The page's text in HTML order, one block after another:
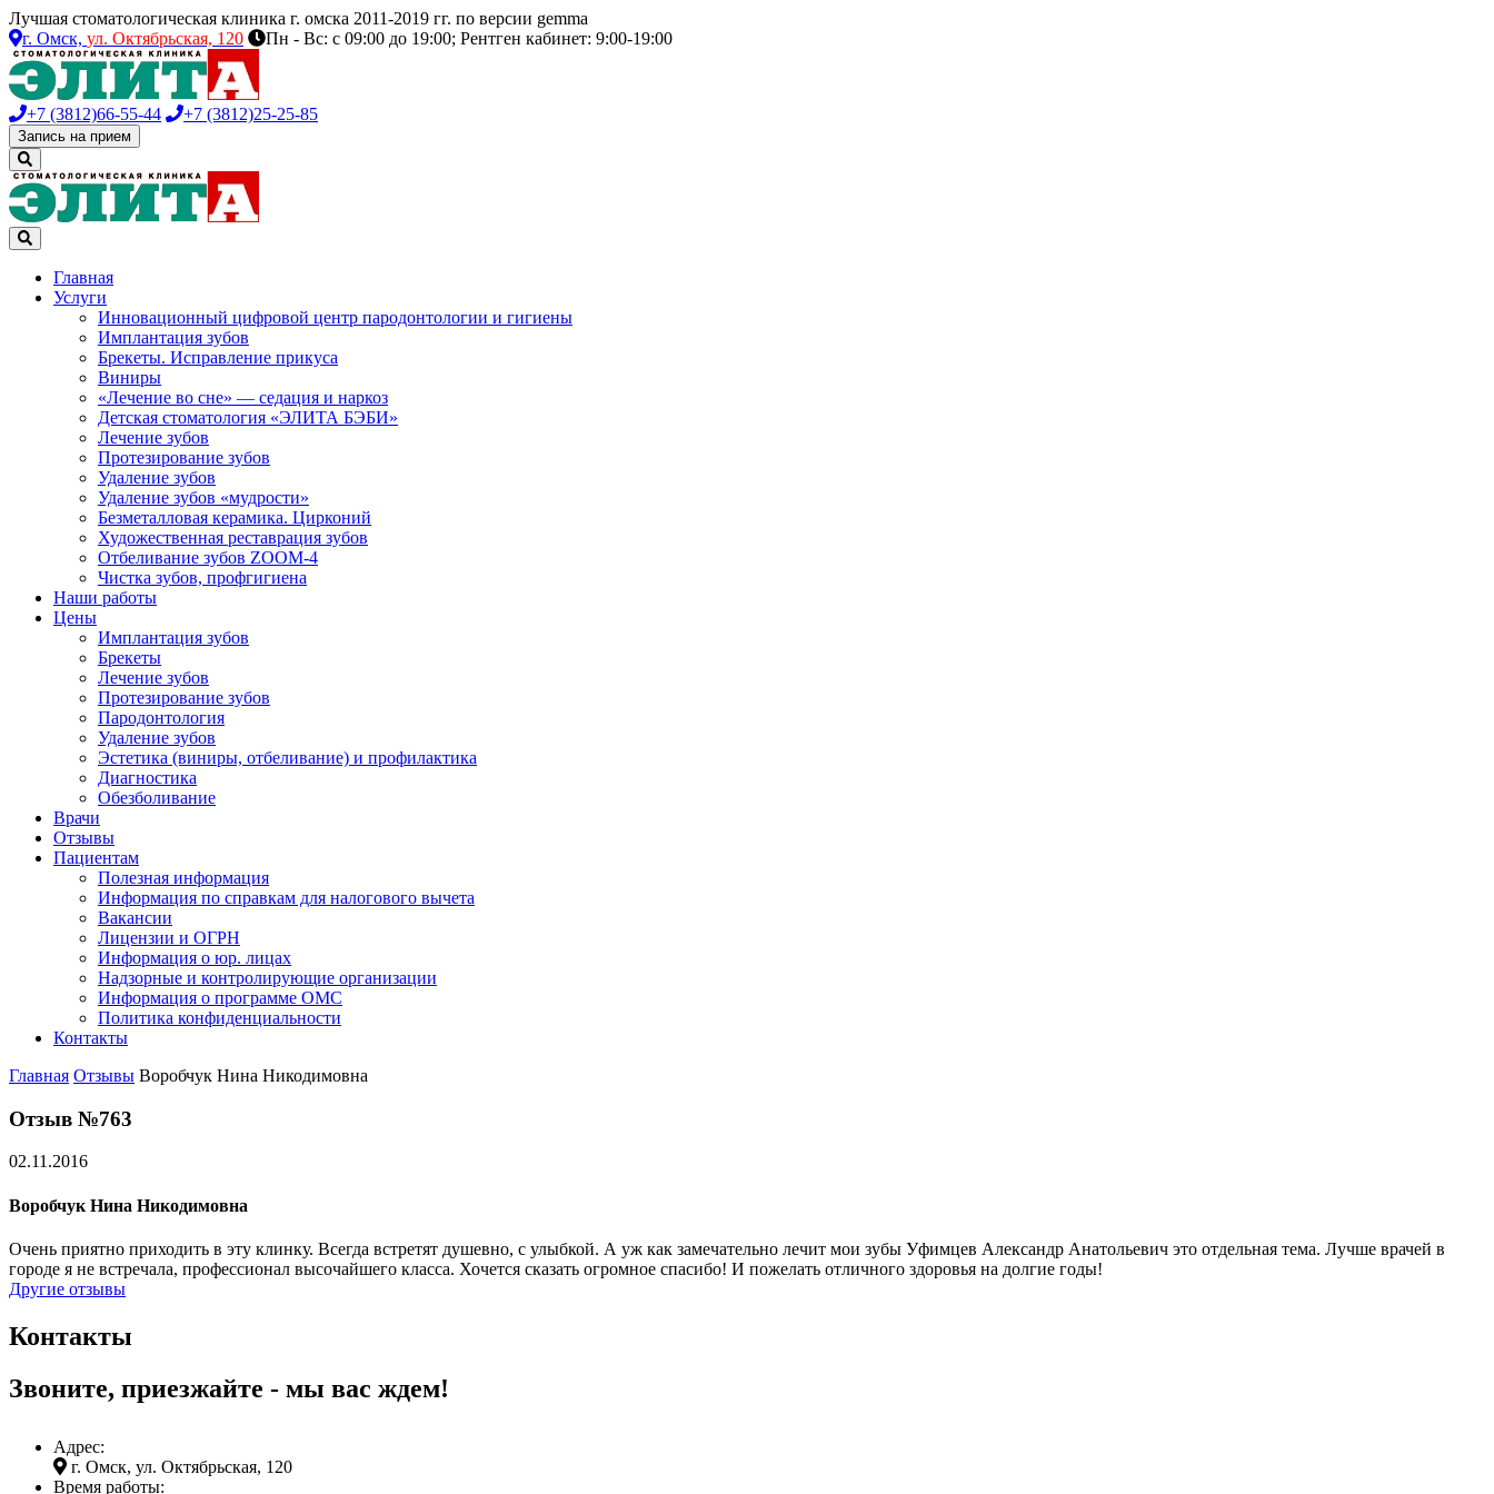
Лучшая стоматологическая клиника г. омска 2011-2019 гг. по версии gemma
г. Омск, ул. Октябрьская, 120 Пн - Вс: с 09:00 до 19:00; Рентген кабинет: 9:00-19:00
+7 (3812)66-55-44 +7 (3812)25-25-85
Запись на прием
Главная
Услуги
Инновационный цифровой центр пародонтологии и гигиены
Имплантация зубов
Брекеты. Исправление прикуса
Виниры
«Лечение во сне» — седация и наркоз
Детская стоматология «ЭЛИТА БЭБИ»
Лечение зубов
Протезирование зубов
Удаление зубов
Удаление зубов «мудрости»
Безметалловая керамика. Цирконий
Художественная реставрация зубов
Отбеливание зубов ZOOM-4
Чистка зубов, профгигиена
Наши работы
Цены
Имплантация зубов
Брекеты
Лечение зубов
Протезирование зубов
Пародонтология
Удаление зубов
Эстетика (виниры, отбеливание) и профилактика
Диагностика
Обезболивание
Врачи
Отзывы
Пациентам
Полезная информация
Информация по справкам для налогового вычета
Вакансии
Лицензии и ОГРН
Информация о юр. лицах
Надзорные и контролирующие организации
Информация о программе ОМС
Политика конфиденциальности
Контакты
Главная Отзывы Воробчук Нина Никодимовна
Отзыв №763
02.11.2016
Воробчук Нина Никодимовна
Очень приятно приходить в эту клинку. Всегда встретят душевно, с улыбкой. А уж как замечательно лечит мои зубы Уфимцев Александр Анатольевич это отдельная тема. Лучше врачей в
городе я не встречала, профессионал высочайшего класса. Хочется сказать огромное спасибо! И пожелать отличного здоровья на долгие годы!
Другие отзывы
Контакты
Звоните, приезжайте - мы вас ждем!
Адрес:
г. Омск, ул. Октябрьская, 120
Время работы: